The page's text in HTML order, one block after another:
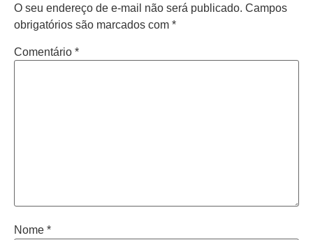
O seu endereço de e-mail não será publicado. Campos
obrigatórios são marcados com *
Comentário *
Nome *